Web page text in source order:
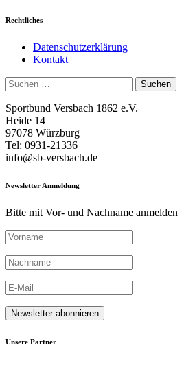
Rechtliches
Datenschutzerklärung
Kontakt
Suchen
nach:
Sportbund Versbach 1862 e.V.
Heide 14
97078 Würzburg
Tel: 0931-21336
info@sb-versbach.de
Newsletter Anmeldung
Bitte mit Vor- und Nachname anmelden
Unsere Partner